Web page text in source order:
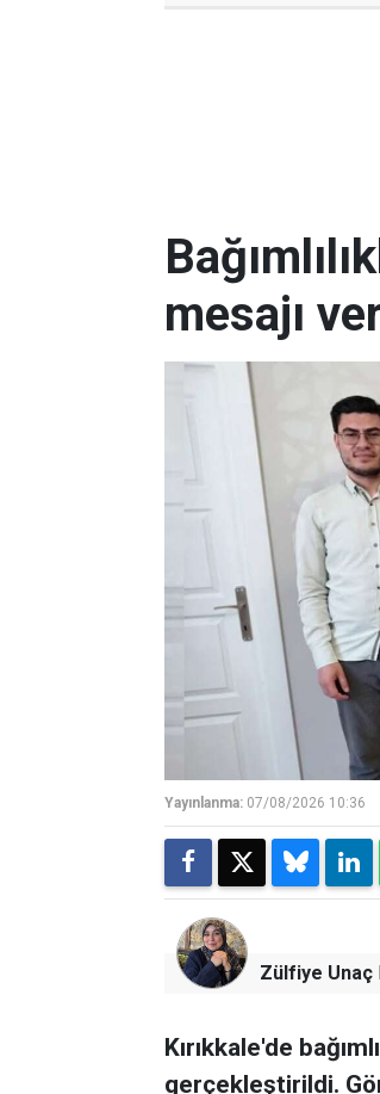
mesajı
Yayınlanma: 07/08/2026 10:36
Zülfiye Unaç
Kırıkkale'de
gerçekleştirildi.